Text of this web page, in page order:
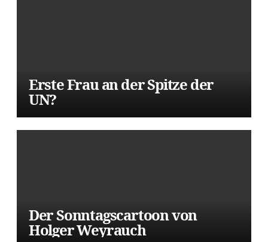
Erste Frau an der Spitze der
UN?
Der Sonntagscartoon von
Holger Weyrauch